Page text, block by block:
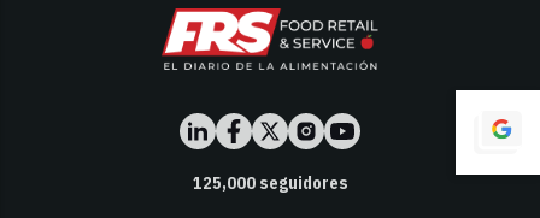
125,000seguidores